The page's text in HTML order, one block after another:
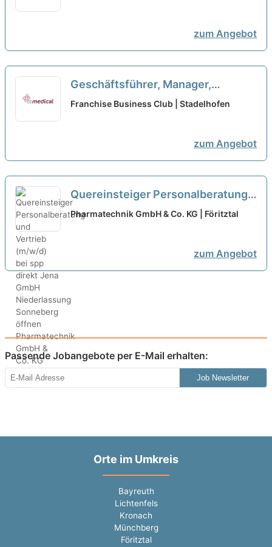
zum Angebot
Geschäftsführer, Manager,
Quereinsteiger, Macher als
Franchise Business Club | Stadelhofen
zum Angebot
Quereinsteiger Personalberatung
und Vertrieb (m/w/d) bei spp direkt
Pharmatechnik GmbH & Co. KG | Föritztal
zum Angebot
Passende Jobangebote per E-Mail erhalten:
Job Newsletter
Orte im Umkreis
Bayreuth
Lichtenfels
Kronach
Münchberg
Föritztal